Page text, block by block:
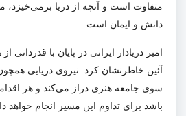
متفاوت است و آنچه از دریا برمی‌خیزد،
دانش و ایمان است.
امیر دریادار ایرانی در پایان با قدردانی
آئین خاطرنشان کرد: نیروی دریایی
سوی جامعه هنری دراز می‌کند و هر
باشد برای تداوم این مسیر انجام خواهد